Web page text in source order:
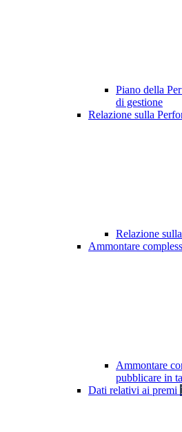
Piano della
di gestione
Relazione sulla
Relazione
Ammontare
Ammontare
pubblicare in
Dati relativi ai premi